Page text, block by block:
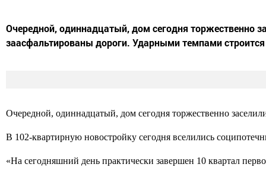
Очередной, одиннадцатый, дом сегодня торжественно
заасфальтированы дороги. Ударными темпами
Очередной, одиннадцатый, дом сегодня торжественно
В 102-квартирную новостройку сегодня вселились
«На сегодняшний день практически завершен 10 квартал